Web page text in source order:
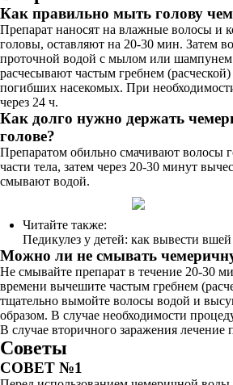
Как правильно мыть голову
Препарат наносят на влажные волосы и
головы, оставляют на 20-30 мин. Затем
проточной водой с мылом или
расчесывают частым гребнем (расческой)
погибших насекомых. При
через 24 ч.
Как долго нужно держать
голове?
Препаратом обильно смачивают волосы
части тела, затем через 20-30 минут
смывают водой.
Читайте также:
Педикулез у детей: как вывести
Можно ли не смывать
Не смывайте препарат в течение 20-30
времени вычешите частым гребнем
тщательно вымойте волосы водой и
образом. В случае необходимости
В случае вторичного заражения лечение
Советы
СОВЕТ №1